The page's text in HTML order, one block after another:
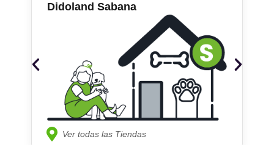
Didoland Sabana
Ver todas las Tiendas